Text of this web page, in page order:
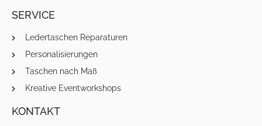
SERVICE
Ledertaschen Reparaturen
Personalisierungen
Taschen nach Maß
Kreative Eventworkshops
KONTAKT